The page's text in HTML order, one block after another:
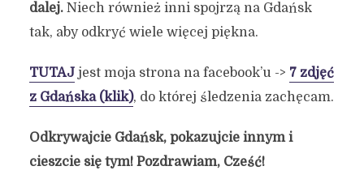
dalej.Niech również inni spojrzą na Gdańsk
tak, aby odkryć wiele więcej piękna.
TUTAJ jest moja strona na facebook’u -> 7 zdjęć
z Gdańska (klik), do której śledzenia zachęcam.
Odkrywajcie Gdańsk, pokazujcie innym i
cieszcie się tym! Pozdrawiam, Cześć!